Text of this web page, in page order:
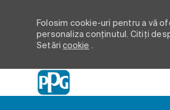
Folosim cookie-uri pentru a vă
personaliza conținutul. Citiți
Setăricookie .